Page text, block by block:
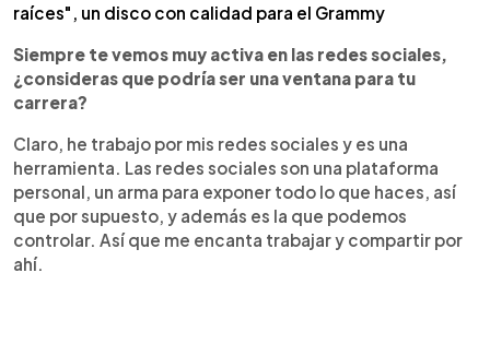
raíces", un disco con calidad para el Grammy
Siempre te vemos muy activa en las redes sociales,
¿consideras que podría ser una ventana para tu
carrera?
Claro, he trabajo por mis redes sociales y es una
herramienta. Las redes sociales son una plataforma
personal, un arma para exponer todo lo que haces, así
que por supuesto, y además es la que podemos
controlar. Así que me encanta trabajar y compartir por
ahí.